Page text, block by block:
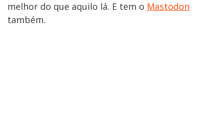
melhor do que aquilo lá. E tem o Mastodon
também.